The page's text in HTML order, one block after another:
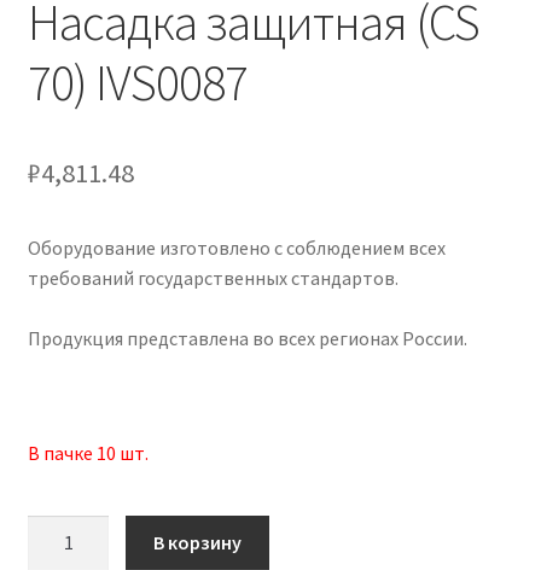
Насадка защитная (CS
70) IVS0087
₽4,811.48
Оборудование изготовлено с соблюдением всех
требований государственных стандартов.
Продукция представлена во всех регионах России.
В пачке 10 шт.
В корзину